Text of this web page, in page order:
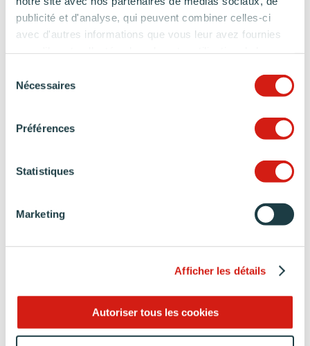
publicité et d'analyse, qui peuvent combiner celles-ci
avec d'autres informations que vous leur avez fournies
Nécessaires
Préférences
Statistiques
Marketing
Afficher les détails
Autoriser tous les cookies
AUTRE
Donnez vie à votre cuisine sur-mesure avec